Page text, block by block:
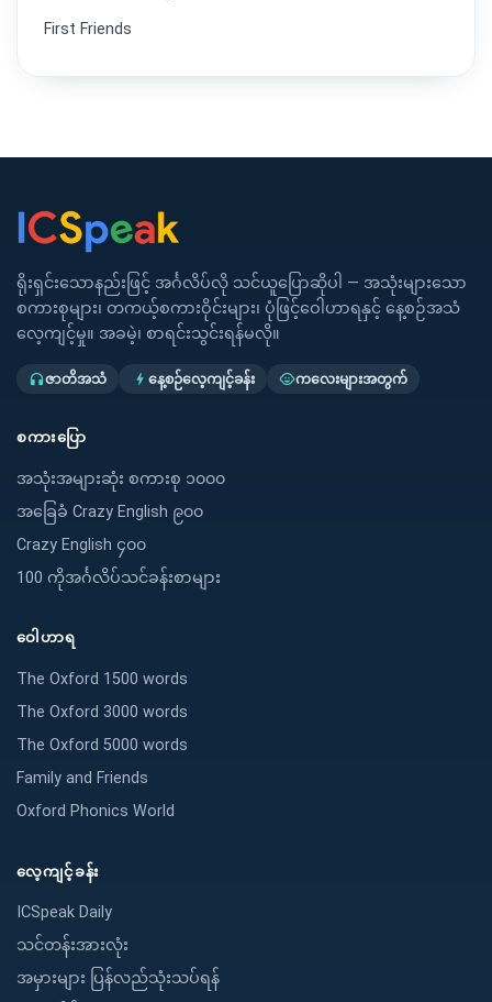
First Friends
ရိုးရှင်းသောနည်းဖြင့် အင်္ဂလိပ်လို သင်ယူပြောဆိုပါ — အသုံးများသော
စကားစုများ၊ တကယ့်စကားဝိုင်းများ၊ ပုံဖြင့်ဝေါဟာရနှင့် နေ့စဉ်အသံ
လေ့ကျင့်မှု။ အခမဲ့၊ စာရင်းသွင်းရန်မလို။
headphonesဇာတိအသံ bolt နေ့စဉ်လေ့ကျင့်ခန်း child_careကလေးများအတွက်
စကားပြော
အသုံးအများဆုံး စကားစု ၁၀၀၀
အခြေခံ Crazy English ၉၀၀
Crazy English ၄၀၀
100 ကိုအင်္ဂလိပ်သင်ခန်းစာများ
ဝေါဟာရ
The Oxford 1500 words
The Oxford 3000 words
The Oxford 5000 words
Family and Friends
Oxford Phonics World
လေ့ကျင့်ခန်း
ICSpeak Daily
သင်တန်းအားလုံး
အမှားများ ပြန်လည်သုံးသပ်ရန်